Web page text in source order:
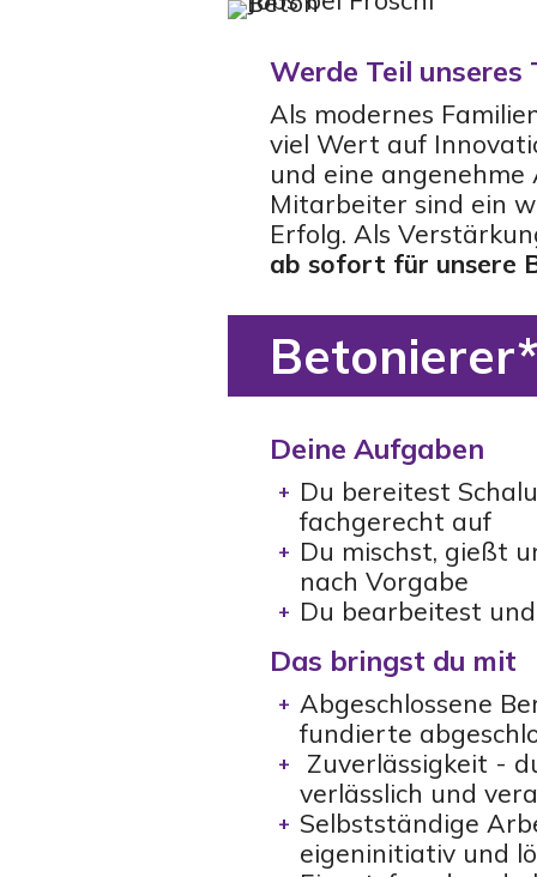
Werde Teil unseres
Als modernes
viel Wert auf
und eine
Mitarbeiter sind ein
Erfolg. Als
ab sofort für unsere
Deine Aufgaben
Du bereitest
fachgerecht auf
Du mischst, gießt
nach Vorgabe
Du bearbeitest
Das bringst du mit
Abgeschlossene
fundierte
Zuverlässigkeit -
verlässlich und
Selbstständige
eigeninitiativ und